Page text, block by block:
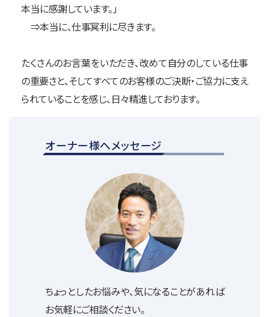
本当に感謝しています。」
⇒本当に、仕事冥利に尽きます。
たくさんのお言葉をいただき、改めて自分のしている仕事
の重要さと、そしてすべてのお客様のご決断・ご協力に支え
られていることを感じ、日々精進しております。
オーナー様へメッセージ
ちょっとしたお悩みや、気になることがあれば
お気軽にご相談ください。